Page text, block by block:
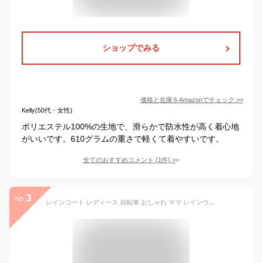
ショップでみる
価格と在庫をAmazonでチェック >>
Kelly(50代・女性)
ポリエステル100%の生地で、滑らかで防水性が高く着心地
がいいです。610グラムの重さで軽くて着やすいです。
全てのおすすめコメント (1件) >
no. 3 レインコート レディース 自転車 おしゃれ ママ レインウェア ロング丈 かわいい 防水 軽い カッパ 雨具 通学用 レインウエア 雨の日 自転車用レインコートレディース 自転車通勤 自転車通学 送料無料 7440 サイクルモードレインコート